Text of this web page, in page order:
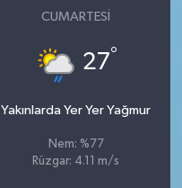
CUMARTESI
27°
Yakınlarda Yer Yer Yağmur
Nem: %77
Rüzgar: 4.11 m/s